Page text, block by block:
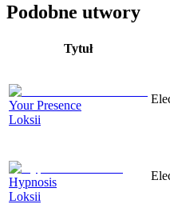
Podobne utwory
Tytuł
Your Presence
Loksii
Hypnosis
Loksii